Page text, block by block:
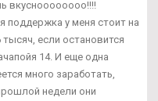
вкусноооооооо!!!!
поддержка у меня стоит на
если остановится
14. И еще одна
много заработать,
недели они